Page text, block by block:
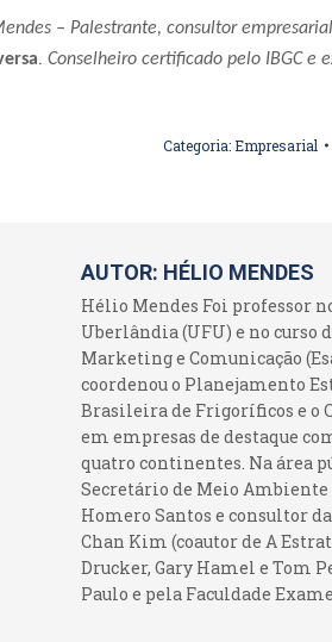
– Palestrante, consultor
. Conselheiro certificado pelo IBGC
Categoria:Empresarial
AUTOR: HÉLIO MENDES
Hélio Mendes Foi professor
Uberlândia (UFU) e no curso
Marketing e Comunicação
coordenou o Planejamento
Brasileira de Frigoríficos e o
em empresas de destaque
quatro continentes. Na área
Secretário de Meio Ambiente
Homero Santos e consultor
Chan Kim (coautor de A
Drucker, Gary Hamel e Tom
Paulo e pela Faculdade Exame.